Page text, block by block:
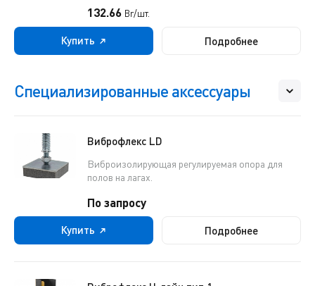
132.66 Br/шт.
Купить Подробнее
Специализированные аксессуары
Виброфлекс LD
Виброизолирующая регулируемая опора для
полов на лагах.
По запросу
Купить Подробнее